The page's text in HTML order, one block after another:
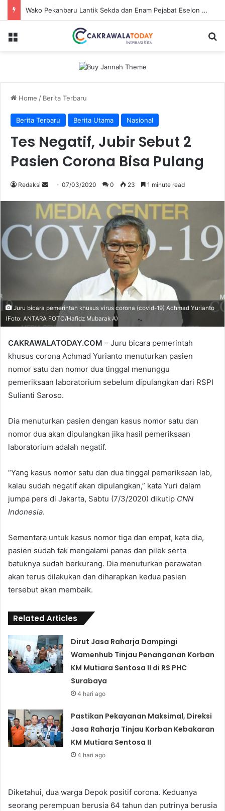
Wako Pekanbaru Lantik Sekda dan Enam Pejabat Eselon Lainnya
Menu
Home / Berita Terbaru
Berita Terbaru Berita Utama Nasional
Tes Negatif, Jubir Sebut 2
Pasien Corona Bisa Pulang
Redaksi
Send
email
07/03/2020 0 23 1 minute read
Juru bicara pemerintah khusus virus corona (covid-19) Achmad Yurianto
(Foto: ANTARA FOTO/Hafidz Mubarak A)
CAKRAWALATODAY.COM – Juru bicara pemerintah
khusus corona Achmad Yurianto menuturkan pasien
nomor satu dan nomor dua tinggal menunggu
pemeriksaan laboratorium sebelum dipulangkan dari RSPI
Sulianti Saroso.
Dia menuturkan pasien dengan kasus nomor satu dan
nomor dua akan dipulangkan jika hasil pemeriksaan
laboratorium adalah negatif.
“Yang kasus nomor satu dan dua tinggal pemeriksaan lab,
kalau sudah negatif akan dipulangkan,” kata Yuri dalam
jumpa pers di Jakarta, Sabtu (7/3/2020) dikutip CNN
Indonesia.
Sementara untuk kasus nomor tiga dan empat, kata dia,
pasien sudah tak mengalami panas dan pilek serta
batuknya sudah berkurang. Dia menuturkan perawatan
akan terus dilakukan dan diharapkan kedua pasien
tersebut akan membaik.
Related Articles
Dirut Jasa Raharja Dampingi
Wamenhub Tinjau Penanganan Korban
KM Mutiara Sentosa II di RS PHC
Surabaya
4 hari ago
Pastikan Pekayanan Maksimal, Direksi
Jasa Raharja Tinjau Korban Kebakaran
KM Mutiara Sentosa II
4 hari ago
Diketahui, dua warga Depok positif corona. Keduanya
seorang perempuan berusia 64 tahun dan putrinya berusia